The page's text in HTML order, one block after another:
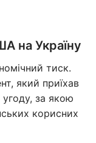
на Україну
тиск.
який приїхав
за якою
корисних